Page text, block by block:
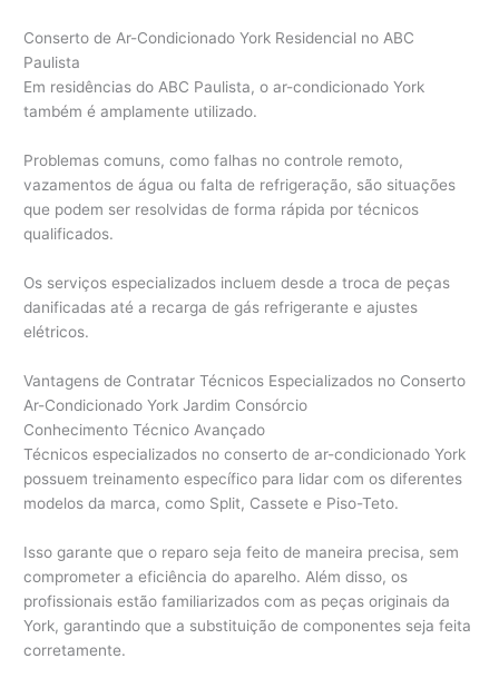
Conserto de Ar-Condicionado York Residencial no ABC
Paulista
Em residências do ABC Paulista, o ar-condicionado York
também é amplamente utilizado.
Problemas comuns, como falhas no controle remoto,
vazamentos de água ou falta de refrigeração, são situações
que podem ser resolvidas de forma rápida por técnicos
qualificados.
Os serviços especializados incluem desde a troca de peças
danificadas até a recarga de gás refrigerante e ajustes
elétricos.
Vantagens de Contratar Técnicos Especializados no Conserto
Ar-Condicionado York Jardim Consórcio
Conhecimento Técnico Avançado
Técnicos especializados no conserto de ar-condicionado York
possuem treinamento específico para lidar com os diferentes
modelos da marca, como Split, Cassete e Piso-Teto.
Isso garante que o reparo seja feito de maneira precisa, sem
comprometer a eficiência do aparelho. Além disso, os
profissionais estão familiarizados com as peças originais da
York, garantindo que a substituição de componentes seja feita
corretamente.